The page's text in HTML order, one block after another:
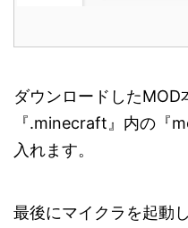
ダウンロードしたMOD
『.minecraft』内の『
入れます。
最後にマイクラを起動